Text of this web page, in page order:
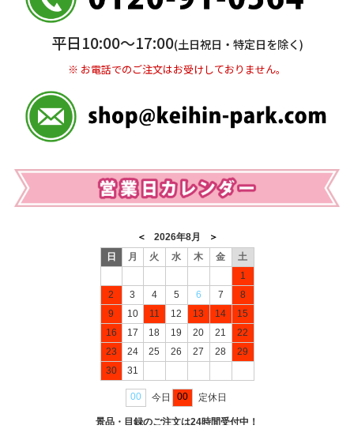
＜口座名＞ カ）ディースタイル
※ 振込み手数料お客様ご負担。
平日10:00〜17:00(土日祝日・特定日を除く)
※ お電話でのご注文はお受けしておりません。